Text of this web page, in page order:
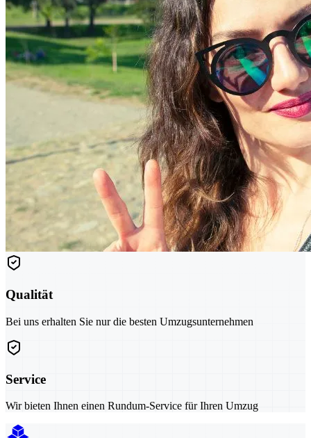
Qualität
Bei uns erhalten Sie nur die besten Umzugsunternehmen
Service
Wir bieten Ihnen einen Rundum-Service für Ihren Umzug